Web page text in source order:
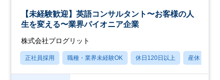
【未経験歓迎】英語コンサルタント〜お客様の人
生を変える〜業界パイオニア企業
株式会社プログリット
正社員採用 職種・業界未経験OK 休日120日以上 産休・育休